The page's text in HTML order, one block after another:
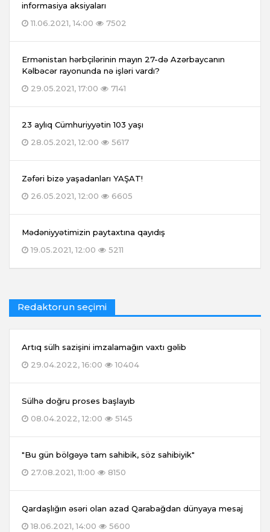
informasiya aksiyaları
11.06.2021, 14:00
7502
Ermənistan hərbçilərinin mayın 27-də Azərbaycanın
Kəlbəcər rayonunda nə işləri vardı?
29.05.2021, 17:00
7141
23 aylıq Cümhuriyyətin 103 yaşı
28.05.2021, 12:00
5617
Zəfəri bizə yaşadanları YAŞAT!
26.05.2021, 12:00
6605
Mədəniyyətimizin paytaxtına qayıdış
19.05.2021, 12:00
5211
Redaktorun seçimi
Artıq sülh sazişini imzalamağın vaxtı gəlib
29.04.2022, 16:00
10404
Sülhə doğru proses başlayıb
08.04.2022, 12:00
5145
"Bu gün bölgəyə tam sahibik, söz sahibiyik"
27.08.2021, 11:00
8150
Qardaşlığın əsəri olan azad Qarabağdan dünyaya mesaj
18.06.2021, 14:00
5600